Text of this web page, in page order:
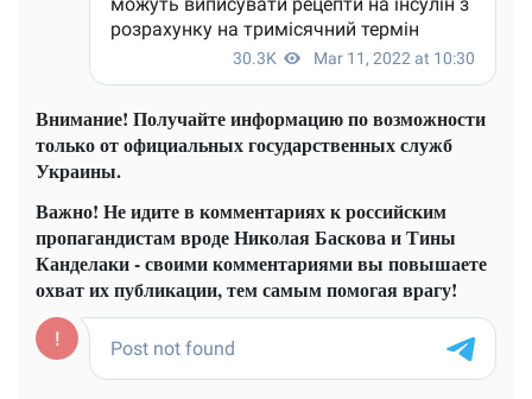
Внимание! Получайте информацию по возможности
только от официальных государственных служб
Украины.
Важно! Не идите в комментариях к российским
пропагандистам вроде Николая Баскова и Тины
Канделаки - своими комментариями вы повышаете
охват их публикации, тем самым помогая врагу!